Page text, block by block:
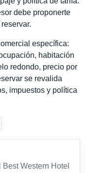
debe proponerte
específica:
habitación
redondo, precio por
se revalida
impuestos y política
Western Hotel